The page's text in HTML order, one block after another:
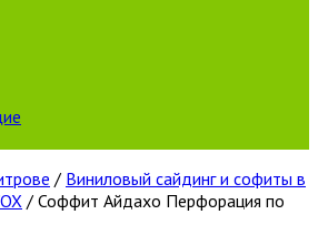
/ Виниловый сайдинг и софиты в
/ Соффит Айдахо Перфорация по